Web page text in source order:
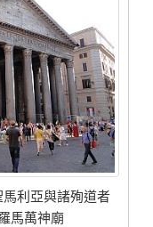
利亞與諸殉道者
馬萬神廟